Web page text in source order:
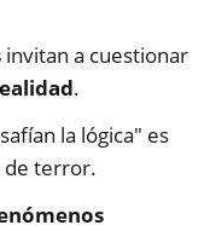
invitan a cuestionar
.
la lógica" es
de terror.